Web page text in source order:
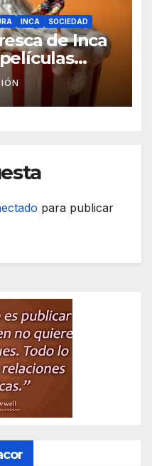
INCA SOCIEDAD
de Inca
de toros
para publicar